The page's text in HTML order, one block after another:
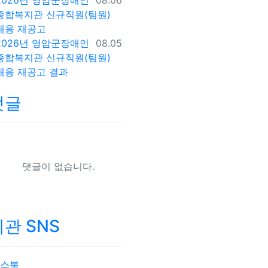
합복지관 신규직원(팀원)
용 재공고
등록일
08.05
년 영암군장애인
합복지관 신규직원(팀원)
용 재공고 결과
글
댓글이 없습니다.
SNS